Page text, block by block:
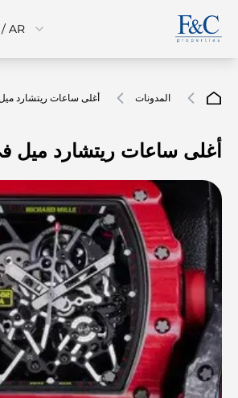
AR
المدونات أغلى ساعات ريتشارد
أغلى ساعات ريتشارد ميل